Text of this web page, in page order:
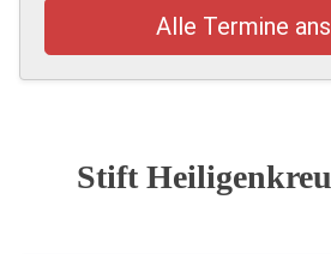
Alle Termine
Stift